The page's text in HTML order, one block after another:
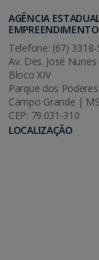
AGÊNCIA
Telefone: (67)
Av. Des. José
Bloco XIV
Parque dos Poderes
Campo Grande | MS
CEP: 79.031-310
LOCALIZAÇÃO